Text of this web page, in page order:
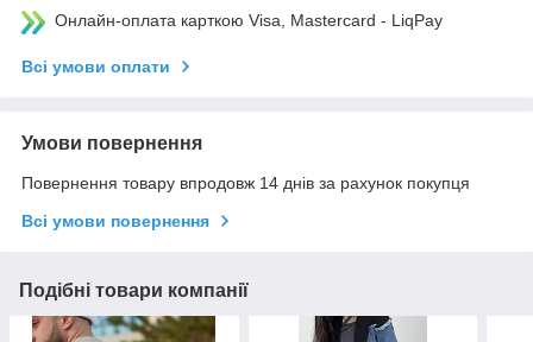
Онлайн-оплата карткою Visa, Mastercard - LiqPay
Всі умови оплати
Умови повернення
Повернення товару впродовж 14 днів за рахунок покупця
Всі умови повернення
Подібні товари компанії